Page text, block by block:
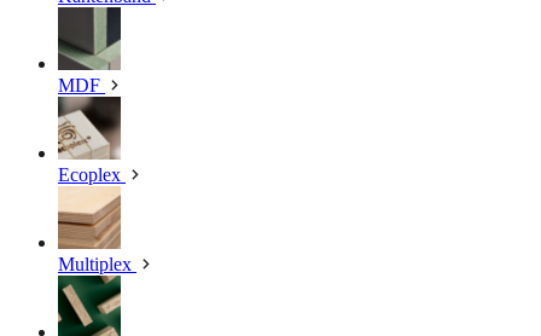
MDF
Ecoplex
Multiplex